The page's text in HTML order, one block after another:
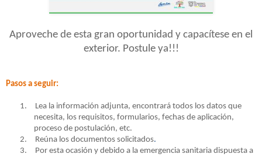
Aproveche de esta gran oportunidad y capacítese en el
exterior. Postule ya!!!
Pasos a seguir:
1.
Lea la información adjunta, encontrará todos los datos que
necesita, los requisitos, formularios, fechas de aplicación,
proceso de postulación, etc.
2.
Reúna los documentos solicitados.
3.
Por esta ocasión y debido a la emergencia sanitaria dispuesta a